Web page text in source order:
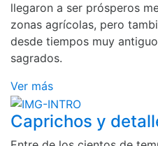
llegaron a ser prósperos
zonas agrícolas, pero
desde tiempos muy
sagrados.
Ver más
Caprichos y